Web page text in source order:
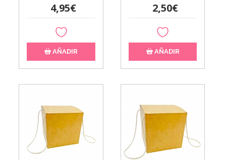
4,95€
AÑADIR
2,50€
AÑADIR